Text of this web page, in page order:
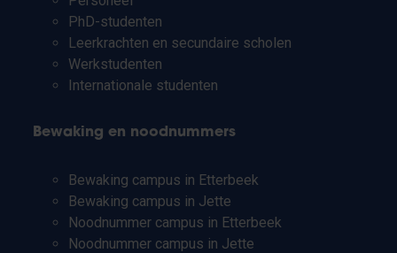
PhD-studenten
Leerkrachten en secundaire scholen
Werkstudenten
Internationale studenten
Bewaking en noodnummers
Bewaking campus in Etterbeek
Bewaking campus in Jette
Noodnummer campus in Etterbeek
Noodnummer campus in Jette